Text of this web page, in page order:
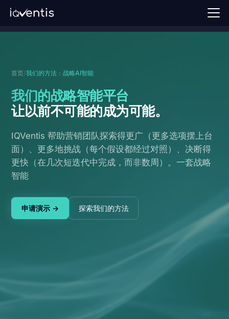
FAQ
登录
中
首页/我们的方法：战略AI智能
我们的战略智能平台
让以前不可能的成为可能。
IQVentis 帮助营销团队探索得更广（更多选项摆上台
面）、更多地挑战（每个假设都经过对照）、决断得
更快（在几次短迭代中完成，而非数周）。一套战略
智能
申请演示 → 探索我们的方法